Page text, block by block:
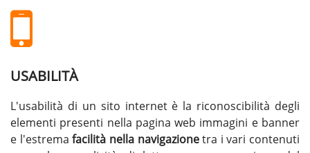
USABILITÀ
L'usabilità di un sito internet è la riconoscibilità degli
elementi presenti nella pagina web immagini e banner
e l'estremafacilità nella navigazionetra i vari contenuti